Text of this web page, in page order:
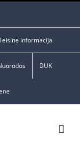
informacija
DUK